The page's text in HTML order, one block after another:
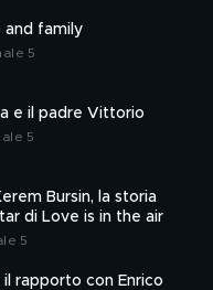
and family
5
e il padre Vittorio
5
Bursin, la storia
di Love is in the air
5
il rapporto con Enrico